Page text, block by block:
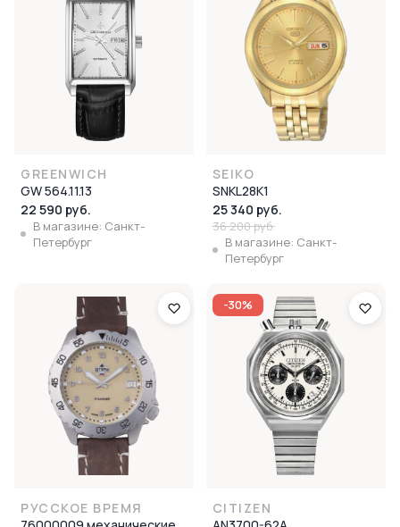
GREENWICH
GW 564.11.13
22 590 руб.
В магазине: Санкт-
Петербург
SEIKO
SNKL28K1
25 340 руб.
36 200 руб.
В магазине: Санкт-
Петербург
РУССКОЕ ВРЕМЯ
-30%
CITIZEN